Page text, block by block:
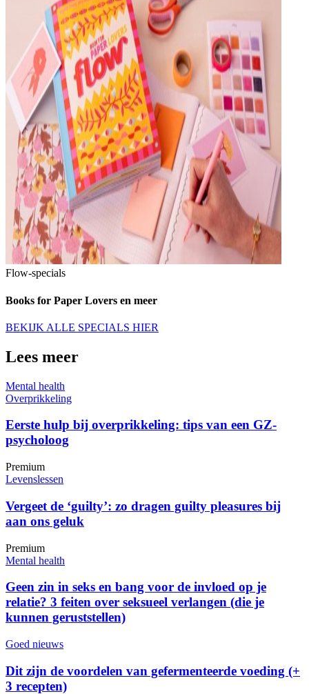
Flow-specials
Books for Paper Lovers en meer
BEKIJK ALLE SPECIALS HIER
Lees meer
Mental health
Overprikkeling
Eerste hulp bij overprikkeling: tips van een GZ-
psycholoog
Premium
Levenslessen
Vergeet de ‘guilty’: zo dragen guilty pleasures bij
aan ons geluk
Premium
Mental health
Geen zin in seks en bang voor de invloed op je
relatie? 3 feiten over seksueel verlangen (die je
kunnen geruststellen)
Goed nieuws
Dit zijn de voordelen van gefermenteerde voeding (+
3 recepten)